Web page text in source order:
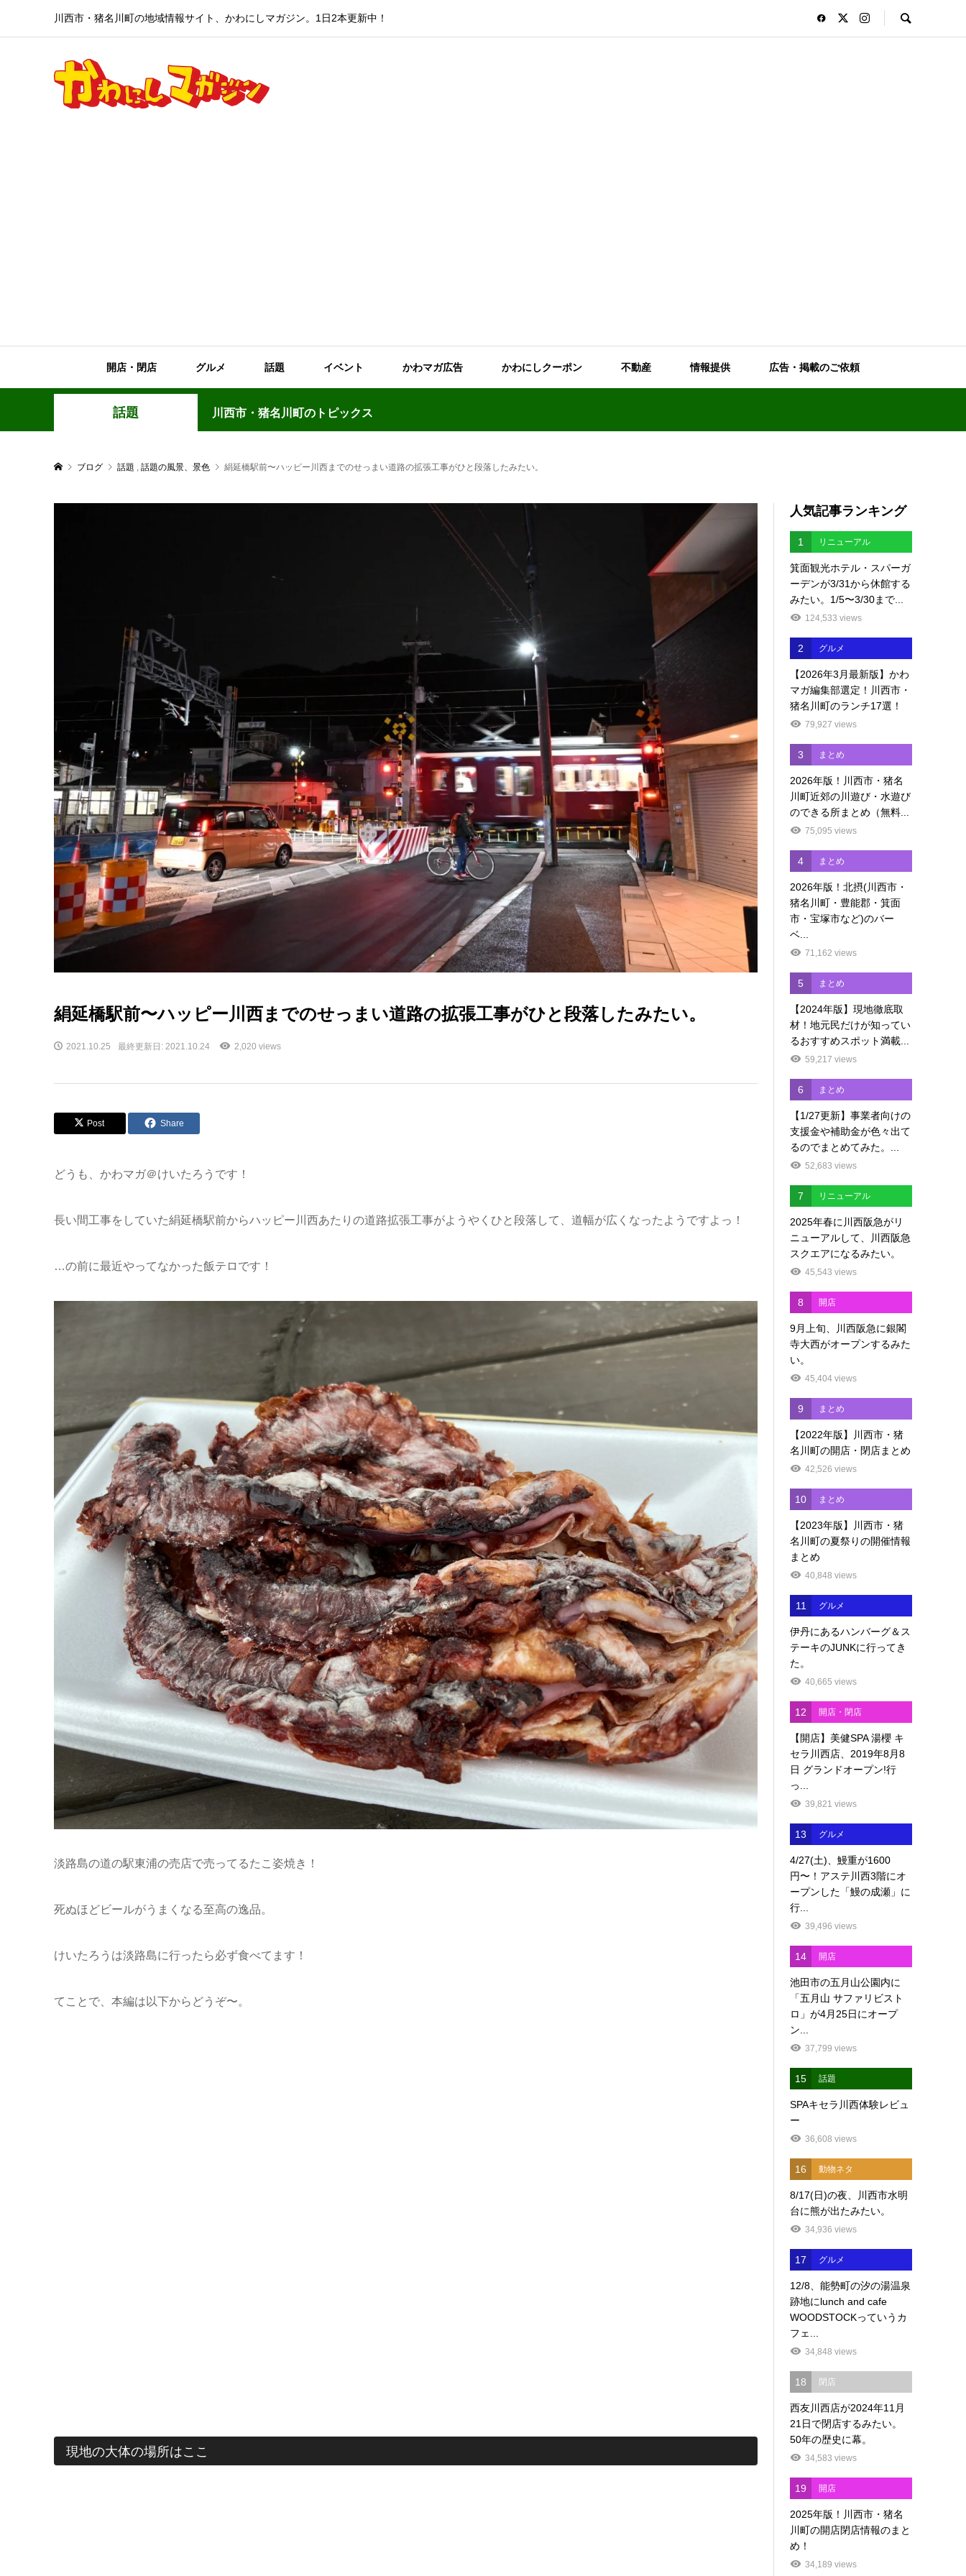
川西市・猪名川町の地域情報サイト、かわにしマガジン。1日2本更新中！
開店・閉店 グルメ 話題 イベント かわマガ広告 かわにしクーポン 不動産 情報提供 広告・掲載のご依頼
話題 川西市・猪名川町のトピックス
ブログ 話題 , 話題の風景、景色 絹延橋駅前〜ハッピー川西までのせっまい道路の拡張工事がひと段落したみたい。
絹延橋駅前〜ハッピー川西までのせっまい道路の拡張工事がひと段落したみたい。
2021.10.25 最終更新日: 2021.10.24 2,020 views
Post Share
どうも、かわマガ＠けいたろうです！
長い間工事をしていた絹延橋駅前からハッピー川西あたりの道路拡張工事がようやくひと段落して、道幅が広くなったようですよっ！
…の前に最近やってなかった飯テロです！
淡路島の道の駅東浦の売店で売ってるたこ姿焼き！
死ぬほどビールがうまくなる至高の逸品。
けいたろうは淡路島に行ったら必ず食べてます！
てことで、本編は以下からどうぞ〜。
現地の大体の場所はここ
人気記事ランキング
1 リニューアル
箕面観光ホテル・スパーガ
ーデンが3/31から休館する
みたい。1/5〜3/30まで...
124,533 views
2 グルメ
【2026年3月最新版】かわ
マガ編集部選定！川西市・
猪名川町のランチ17選！
79,927 views
3 まとめ
2026年版！川西市・猪名
川町近郊の川遊び・水遊び
のできる所まとめ（無料...
75,095 views
4 まとめ
2026年版！北摂(川西市・
猪名川町・豊能郡・箕面
市・宝塚市など)のバー
ベ...
71,162 views
5 まとめ
【2024年版】現地徹底取
材！地元民だけが知ってい
るおすすめスポット満載...
59,217 views
6 まとめ
【1/27更新】事業者向けの
支援金や補助金が色々出て
るのでまとめてみた。...
52,683 views
7 リニューアル
2025年春に川西阪急がリ
ニューアルして、川西阪急
スクエアになるみたい。
45,543 views
8 開店
9月上旬、川西阪急に銀閣
寺大西がオープンするみた
い。
45,404 views
9 まとめ
【2022年版】川西市・猪
名川町の開店・閉店まとめ
42,526 views
10 まとめ
【2023年版】川西市・猪
名川町の夏祭りの開催情報
まとめ
40,848 views
11 グルメ
伊丹にあるハンバーグ＆ス
テーキのJUNKに行ってき
た。
40,665 views
12 開店・閉店
【開店】美健SPA 湯櫻 キ
セラ川西店、2019年8月8
日 グランドオープン!行
っ...
39,821 views
13 グルメ
4/27(土)、鰻重が1600
円〜！アステ川西3階にオ
ープンした「鰻の成瀬」に
行...
39,496 views
14 開店
池田市の五月山公園内に
「五月山 サファリビスト
ロ」が4月25日にオープ
ン...
37,799 views
15 話題
SPAキセラ川西体験レビュ
ー
36,608 views
16 動物ネタ
8/17(日)の夜、川西市水明
台に熊が出たみたい。
34,936 views
17 グルメ
12/8、能勢町の汐の湯温泉
跡地にlunch and cafe
WOODSTOCKっていうカ
フェ...
34,848 views
18 閉店
西友川西店が2024年11月
21日で閉店するみたい。
50年の歴史に幕。
34,583 views
19 開店
2025年版！川西市・猪名
川町の開店閉店情報のまと
め！
34,189 views